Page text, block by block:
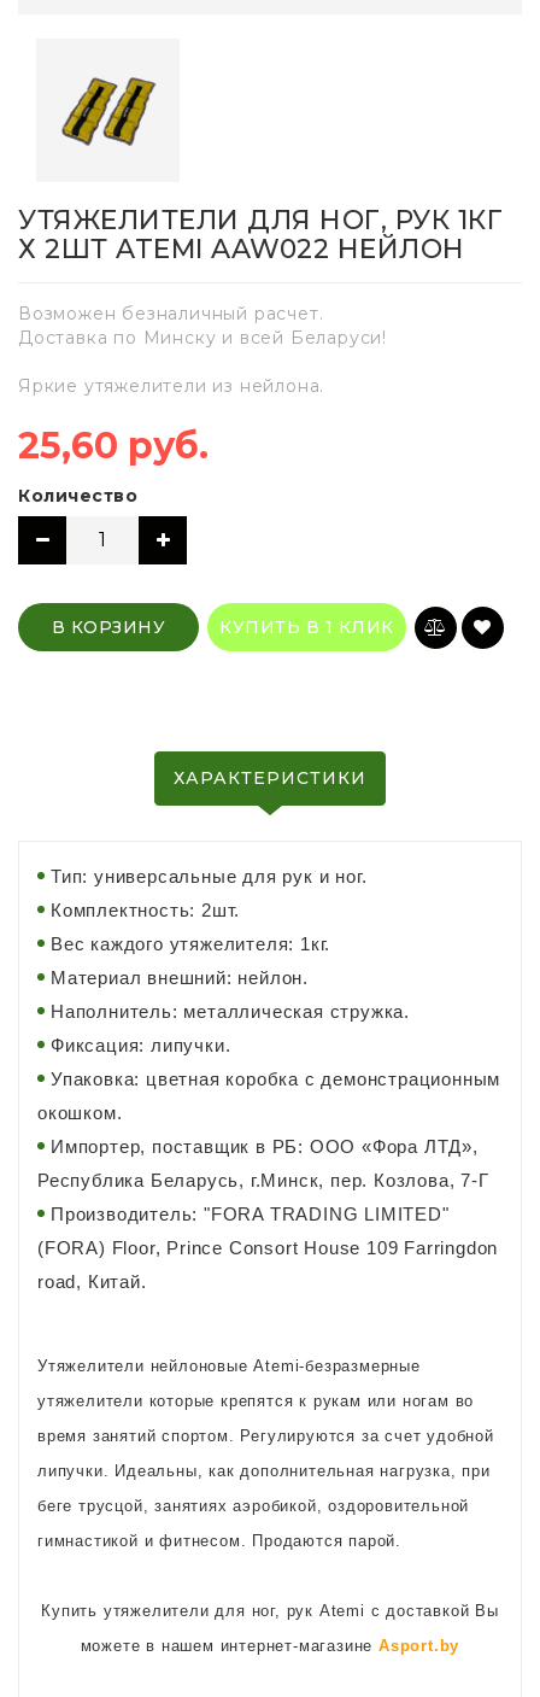
УТЯЖЕЛИТЕЛИ ДЛЯ НОГ, РУК 1КГ
Х 2ШТ ATEMI AAW022 НЕЙЛОН
Возможен безналичный расчет.
Доставка по Минску и всей Беларуси!
Яркие утяжелители из нейлона.
25,60 руб.
Количество
В КОРЗИНУ КУПИТЬ В 1 КЛИК
ХАРАКТЕРИСТИКИ
Тип: универсальные для рук и ног.
Комплектность: 2шт.
Вес каждого утяжелителя: 1кг.
Материал внешний: нейлон.
Наполнитель: металлическая стружка.
Фиксация: липучки.
Упаковка: цветная коробка с демонстрационным
окошком.
Импортер, поставщик в РБ: ООО «Фора ЛТД»,
Республика Беларусь, г.Минск, пер. Козлова, 7-Г
Производитель: "FORA TRADING LIMITED"
(FORA) Floor, Prince Consort House 109 Farringdon
road, Китай.
Утяжелители нейлоновые Atemi-безразмерные
утяжелители которые крепятся к рукам или ногам во
время занятий спортом. Регулируются за счет удобной
липучки. Идеальны, как дополнительная нагрузка, при
беге трусцой, занятиях аэробикой, оздоровительной
гимнастикой и фитнесом. Продаются парой.
Купить утяжелители для ног, рук Atemi с доставкой Вы
можете в нашем интернет-магазинеAsport.by